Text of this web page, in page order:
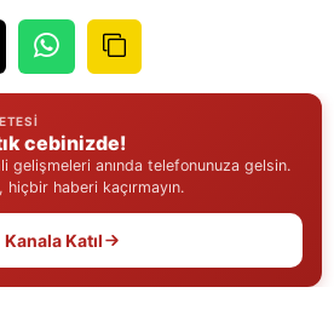
Edirne
Elazığ
Erzincan
Erzurum
Eskişehir
Gaziantep
cebinizde!
gelişmeleri anında telefonunuza gelsin.
hiçbir haberi kaçırmayın.
Kanala Katıl